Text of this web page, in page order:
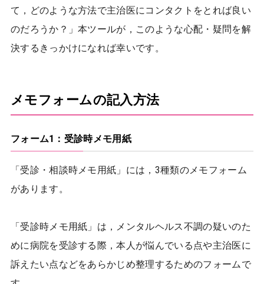
て，どのような方法で主治医にコンタクトをとれば良い
のだろうか？」本ツールが，このような心配・疑問を解
決するきっかけになれば幸いです。
メモフォームの記入方法
フォーム1：受診時メモ用紙
「受診・相談時メモ用紙」には，3種類のメモフォーム
があります。
「受診時メモ用紙」は，メンタルヘルス不調の疑いのた
めに病院を受診する際，本人が悩んでいる点や主治医に
訴えたい点などをあらかじめ整理するためのフォームで